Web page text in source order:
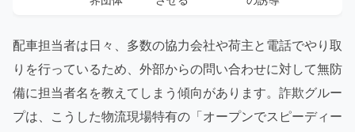
配車担当者は日々、多数の協力会社や荷主と電話でやり取
りを行っているため、外部からの問い合わせに対して無防
備に担当者名を教えてしまう傾向があります。詐欺グルー
プは、こうした物流現場特有の「オープンでスピーディー